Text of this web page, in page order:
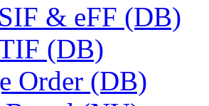
& eFF (DB)
(DB)
Order (DB)